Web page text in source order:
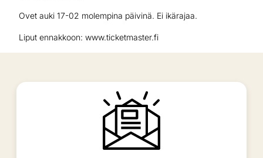
Ovet auki 17-02 molempina päivinä. Ei ikärajaa.
Liput ennakkoon: www.ticketmaster.fi